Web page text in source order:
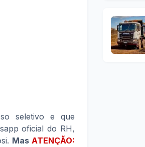
seletivo e que
oficial do RH,
MasATENÇÃO: